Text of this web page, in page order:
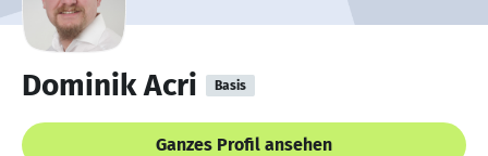
Dominik Acri Basis
Ganzes Profil ansehen